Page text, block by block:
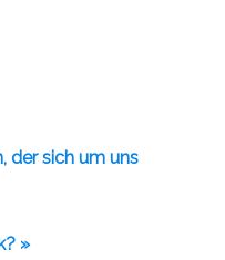
der sich um uns
»